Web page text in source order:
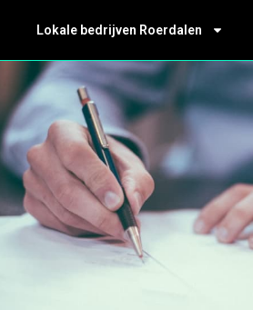
Lokale bedrijven Roerdalen